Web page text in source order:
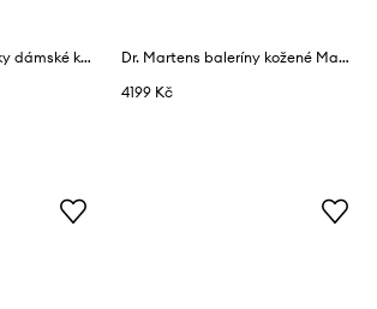
Dr. Martens Polobotky dámské kožené Rejena Mary Jane
Dr. Martens baleríny kožené Madaline Mary Jane
4199 Kč